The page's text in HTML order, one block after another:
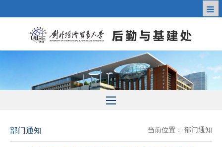
部门通知 当前位置： 部门通知